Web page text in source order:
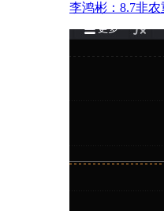
李鸿彬：8.7非